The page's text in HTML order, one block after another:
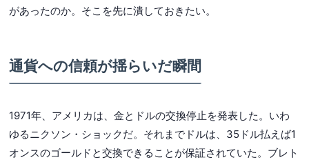
があったのか。そこを先に潰しておきたい。
通貨への信頼が揺らいだ瞬間
1971年、アメリカは、金とドルの交換停止を発表した。いわ
ゆるニクソン・ショックだ。それまでドルは、35ドル払えば1
オンスのゴールドと交換できることが保証されていた。ブレト